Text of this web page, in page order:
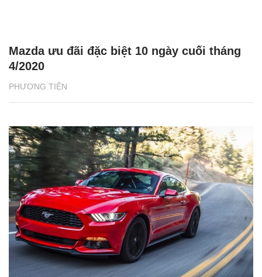
PHƯƠNG TIỆN
Mazda ưu đãi đặc biệt 10 ngày cuối tháng
4/2020